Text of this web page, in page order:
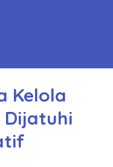
Kelola
Dijatuhi